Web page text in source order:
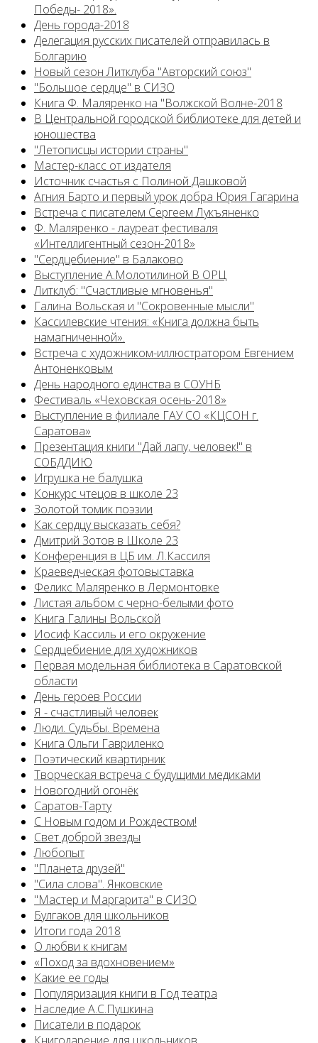
Победы- 2018».
День города-2018
Делегация русских писателей отправилась в
Болгарию
Новый сезон Литклуба "Авторский союз"
"Большое сердце" в СИЗО
Книга Ф. Маляренко на "Волжской Волне-2018
В Центральной городской библиотеке для детей и
юношества
"Летописцы истории страны"
Мастер-класс от издателя
Источник счастья с Полиной Дашковой
Агния Барто и первый урок добра Юрия Гагарина
Встреча с писателем Сергеем Лукъяненко
Ф. Маляренко - лауреат фестиваля
«Интеллигентный сезон-2018»
"Сердцебиение" в Балаково
Выступление А.Молотилиной В ОРЦ
Литклуб: "Счастливые мгновенья"
Галина Вольская и "Сокровенные мысли"
Кассилевские чтения: «Книга должна быть
намагниченной».
Встреча с художником-иллюстратором Евгением
Антоненковым
День народного единства в СОУНБ
Фестиваль «Чеховская осень-2018»
Выступление в филиале ГАУ СО «КЦСОН г.
Саратова»
Презентация книги "Дай лапу, человек!" в
СОБДДИЮ
Игрушка не балушка
Конкурс чтецов в школе 23
Золотой томик поэзии
Как сердцу высказать себя?
Дмитрий Зотов в Школе 23
Конференция в ЦБ им. Л.Кассиля
Краеведческая фотовыставка
Феликс Маляренко в Лермонтовке
Листая альбом с черно-белыми фото
Книга Галины Вольской
Иосиф Кассиль и его окружение
Сердцебиение для художников
Первая модельная библиотека в Саратовской
области
День героев России
Я - счастливый человек
Люди. Судьбы. Времена
Книга Ольги Гавриленко
Поэтический квартирник
Творческая встреча с будущими медиками
Новогодний огонёк
Саратов-Тарту
С Новым годом и Рождеством!
Свет доброй звезды
Любопыт
"Планета друзей"
"Сила слова". Янковские
"Мастер и Маргарита" в СИЗО
Булгаков для школьников
Итоги года 2018
О любви к книгам
«Поход за вдохновением»
Какие ее годы
Популяризация книги в Год театра
Наследие А.С.Пушкина
Писатели в подарок